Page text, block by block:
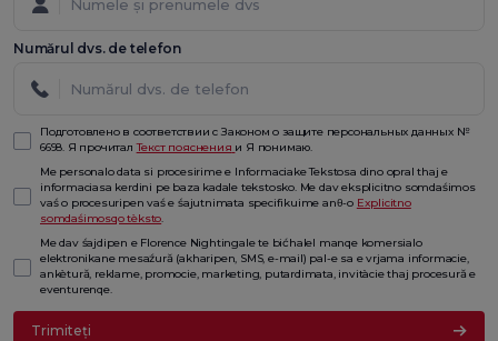
Numărul dvs. de telefon
Подготовлено в соответствии с Законом о защите персональных данных №
6698. Я прочиталТекст пояснения и Я понимаю.
Me personalo data si procesirime e Informaciake Tekstosa dino opral thaj e
informaciasa kerdini pe baza kadale tekstosko. Me dav eksplicitno somdaśimos
vaś o procesuripen vaś e śajutnimata specifikuime anθ-o Explicitno
somdaśimosqo tèksto.
Me dav śajdipen e Florence Nightingale te bićhalel manqe komersialo
elektronikane mesaźură (akharipen, SMS, e-mail) pal-e sa e vrjama informacie,
ankètură, reklame, promocie, marketing, putardimata, invitàcie thaj procesură e
eventurenqe.
Trimiteți